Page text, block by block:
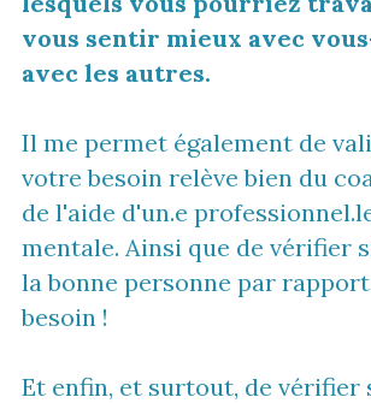
vous sentir mieux avec
avec les autres.
Il me permet également de
votre besoin relève bien du
de l'aide d'un.e
mentale. Ainsi que de vérifier
la bonne personne par
besoin !
Et enfin, et surtout, de vérifier